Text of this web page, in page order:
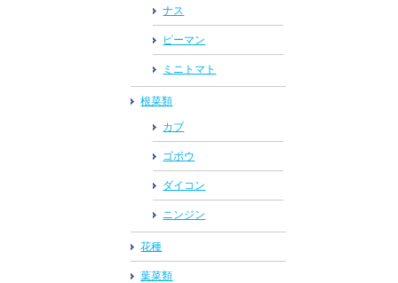
ナス
ピーマン
ミニトマト
根菜類
カブ
ゴボウ
ダイコン
ニンジン
花種
葉菜類